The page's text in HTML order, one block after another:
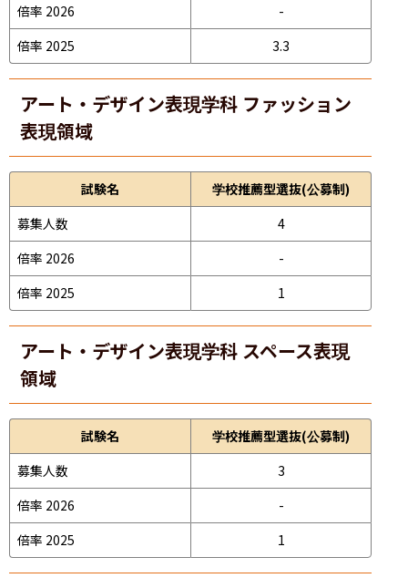
倍率 2026
-
倍率 2025
3.3
アート・デザイン表現学科 ファッション
表現領域
試験名
学校推薦型選抜(公募制)
募集人数
4
倍率 2026
-
倍率 2025
1
アート・デザイン表現学科 スペース表現
領域
試験名
学校推薦型選抜(公募制)
募集人数
3
倍率 2026
-
倍率 2025
1